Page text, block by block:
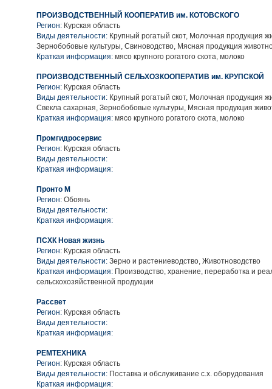
ПРОИЗВОДСТВЕННЫЙ КООПЕРАТИВ им. КОТОВСКОГО
Регион: Курская область
Виды деятельности: Крупный рогатый скот, Молочная продукция
Зернобобовые культуры, Свиноводство, Мясная продукция
Краткая информация: мясо крупного рогатого скота, молоко
ПРОИЗВОДСТВЕННЫЙ СЕЛЬХОЗКООПЕРАТИВ им. КРУПСКОЙ
Регион: Курская область
Виды деятельности: Крупный рогатый скот, Молочная продукция
Свекла сахарная, Зернобобовые культуры, Мясная продукция
Краткая информация: мясо крупного рогатого скота, молоко
Промгидросервис
Регион: Курская область
Виды деятельности:
Краткая информация:
Пронто М
Регион: Обоянь
Виды деятельности:
Краткая информация:
ПСХК Новая жизнь
Регион: Курская область
Виды деятельности: Зерно и растениеводство, Животноводство
Краткая информация: Производство, хранение, переработка и
сельскохозяйственной продукции
Рассвет
Регион: Курская область
Виды деятельности:
Краткая информация:
РЕМТЕХНИКА
Регион: Курская область
Виды деятельности: Поставка и обслуживание с.х. оборудования
Краткая информация: